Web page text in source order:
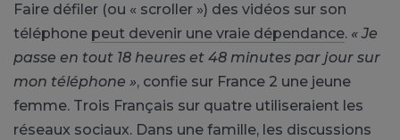
Faire défiler (ou « scroller ») des vidéos sur son
téléphone peut devenir une vraie dépendance. « Je
passe en tout 18 heures et 48 minutes par jour sur
mon téléphone », confie sur France 2 une jeune
femme. Trois Français sur quatre utiliseraient les
réseaux sociaux. Dans une famille, les discussions